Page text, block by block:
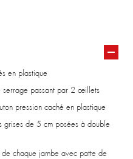
en plastique
serrage passant par 2 œillets
pression caché en plastique
grises de 5 cm posées à double
chaque jambe avec patte de